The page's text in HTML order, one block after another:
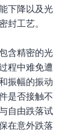
下降以及光
封工艺。
含精密的光
程中难免遭
振幅的振动
是否接触不
自由跌落试
在意外跌落